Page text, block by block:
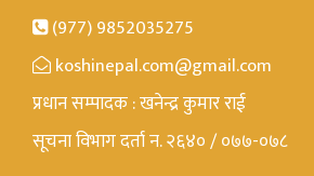
(977) 9852035275
koshinepal.com@gmail.com
प्रधान सम्पादक : खनेन्द्र कुमार राई
सूचना विभाग दर्ता न. २६४० / ०७७-०७८